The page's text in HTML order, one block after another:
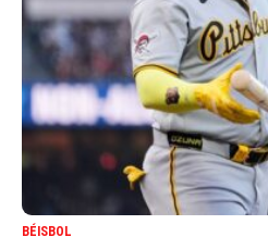
BÉISBOL